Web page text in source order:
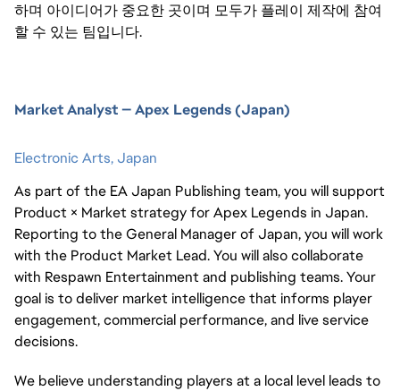
하며 아이디어가 중요한 곳이며 모두가 플레이 제작에 참여
할 수 있는 팀입니다.
Market Analyst — Apex Legends (Japan)
Electronic Arts,Japan
As part of the EA Japan Publishing team, you will support
Product × Market strategy for Apex Legends in Japan.
Reporting to the General Manager of Japan, you will work
with the Product Market Lead. You will also collaborate
with Respawn Entertainment and publishing teams. Your
goal is to deliver market intelligence that informs player
engagement, commercial performance, and live service
decisions.
We believe understanding players at a local level leads to